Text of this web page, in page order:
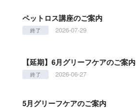
ペットロス講座のご案内
終了 2026-07-29
【延期】6月グリーフケアのご案内
終了 2026-06-27
5月グリーフケアのご案内